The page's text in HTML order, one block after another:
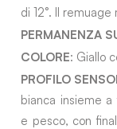
di 12°. Il
PERMANENZA
COLORE: Giallo
PROFILO
bianca insieme
e pesco, con